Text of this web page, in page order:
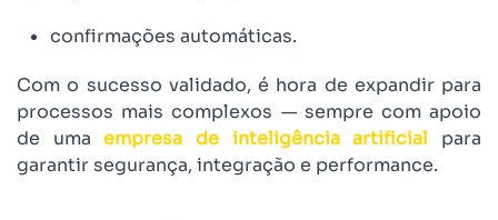
confirmações automáticas.
Com o sucesso validado, é hora de expandir para
processos mais complexos — sempre com apoio
de umaempresa de inteligência artificial para
garantir segurança, integração e performance.